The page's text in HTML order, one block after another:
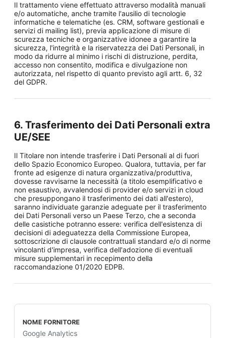
Il trattamento viene effettuato attraverso modalità manuali
e/o automatiche, anche tramite l'ausilio di tecnologie
informatiche e telematiche (es. CRM, software gestionali e
servizi di mailing list), previa applicazione di misure di
scurezza tecniche e organizzative idonee a garantire la
sicurezza, l'integrità e la riservatezza dei Dati Personali, in
modo da ridurre al minimo i rischi di distruzione, perdita,
accesso non consentito, modifica e divulgazione non
autorizzata, nel rispetto di quanto previsto agli artt. 6, 32
del GDPR.
6. Trasferimento dei Dati Personali extra
UE/SEE
Il Titolare non intende trasferire i Dati Personali al di fuori
dello Spazio Economico Europeo. Qualora, tuttavia, per far
fronte ad esigenze di natura organizzativa/produttiva,
dovesse ravvisarne la necessità (a titolo esemplificativo e
non esaustivo, avvalendosi di provider e/o servizi in cloud
che presuppongano il trasferimento dei dati all'estero),
saranno individuate garanzie adeguate per il trasferimento
dei Dati Personali verso un Paese Terzo, che a seconda
delle casistiche potranno essere: verifica dell'esistenza di
decisioni di adeguatezza della Commissione Europea,
sottoscrizione di clausole contrattuali standard e/o di norme
vincolanti d'impresa, verifica dell'adozione di eventuali
misure supplementari in recepimento della
raccomandazione 01/2020 EDPB.
Google Analytics